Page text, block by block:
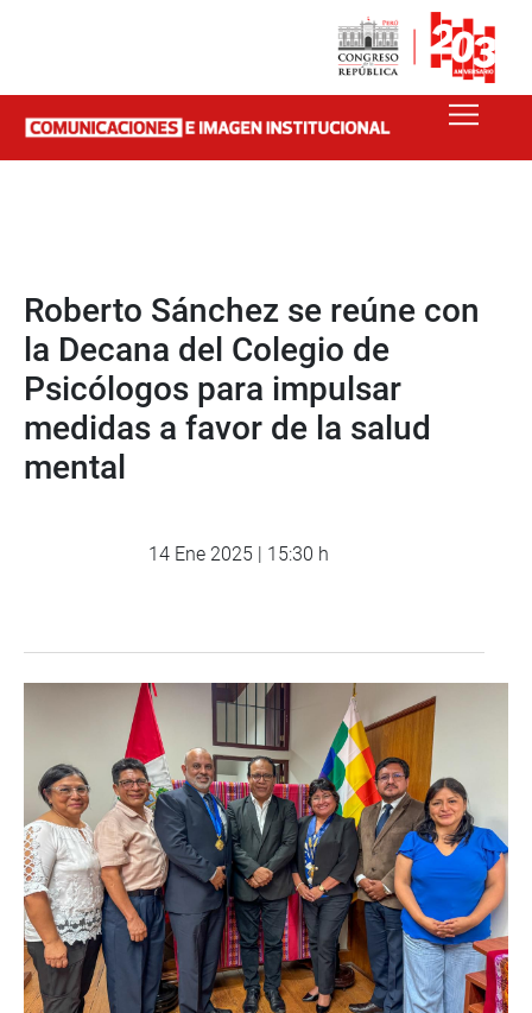
Roberto Sánchez se reúne con
la Decana del Colegio de
Psicólogos para impulsar
medidas a favor de la salud
mental
14 Ene 2025 | 15:30 h